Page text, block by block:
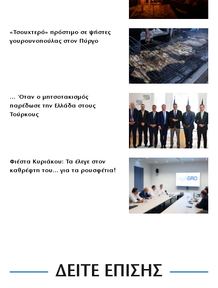
«Τσουχτερό» πρόστιμο σε ψήστες
γουρουνοπούλας στον Πύργο
… Όταν ο μητσοτακισμός
παρέδωσε την Ελλάδα στους
Τούρκους
Φιέστα Κυριάκου: Τα έλεγε στον
καθρέφτη του… για τα ρουσφέτια!
ΔΕΙΤΕ ΕΠΙΣΗΣ